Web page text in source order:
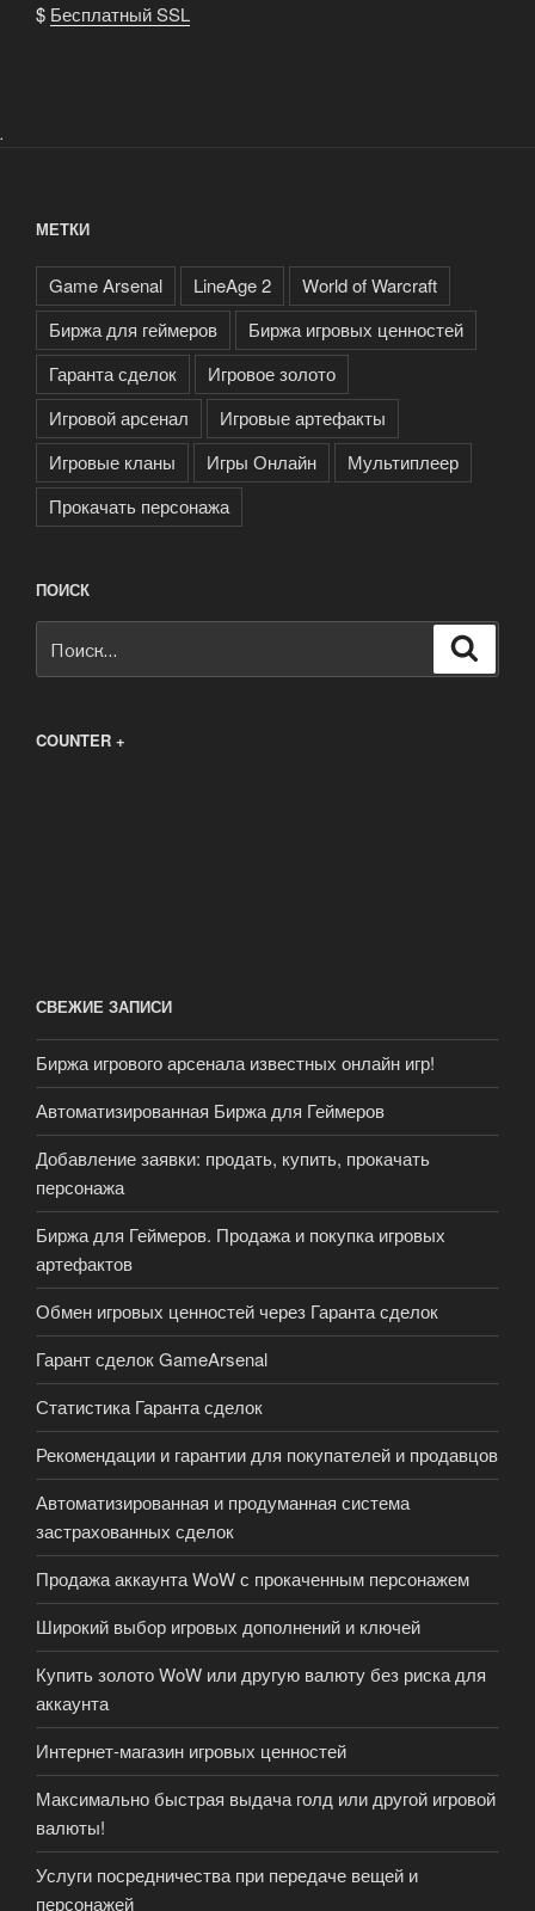
$ Бесплатный SSL
.
МЕТКИ
Game Arsenal LineAge 2
World of Warcraft
Биржа для геймеров
Биржа игровых ценностей
Гаранта сделок
Игровое золото
Игровой арсенал
Игровые артефакты
Игровые кланы
Игры Онлайн
Мультиплеер
Прокачать персонажа
ПОИСК
COUNTER +
СВЕЖИЕ ЗАПИСИ
Биржа игрового арсенала известных онлайн игр!
Автоматизированная Биржа для Геймеров
Добавление заявки: продать, купить, прокачать
персонажа
Биржа для Геймеров. Продажа и покупка игровых
артефактов
Обмен игровых ценностей через Гаранта сделок
Гарант сделок GameArsenal
Статистика Гаранта сделок
Рекомендации и гарантии для покупателей и продавцов
Автоматизированная и продуманная система
застрахованных сделок
Продажа аккаунта WoW с прокаченным персонажем
Широкий выбор игровых дополнений и ключей
Купить золото WoW или другую валюту без риска для
аккаунта
Интернет-магазин игровых ценностей
Максимально быстрая выдача голд или другой игровой
валюты!
Услуги посредничества при передаче вещей и
персонажей